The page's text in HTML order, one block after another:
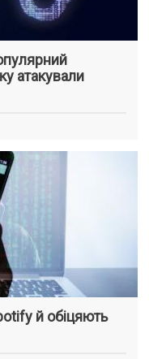
атакували
й обіцяють